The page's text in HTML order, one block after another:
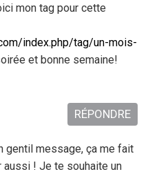
mon tag pour cette
index.php/tag/un-mois-
et bonne semaine!
gentil message, ça me fait
! Je te souhaite un
RÉPONDRE